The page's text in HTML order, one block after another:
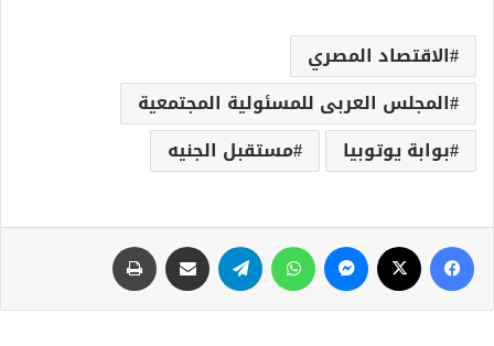
الاقتصاد المصري
المجلس العربى للمسئولية المجتمعية
بوابة يوتوبيا
مستقبل الجنيه